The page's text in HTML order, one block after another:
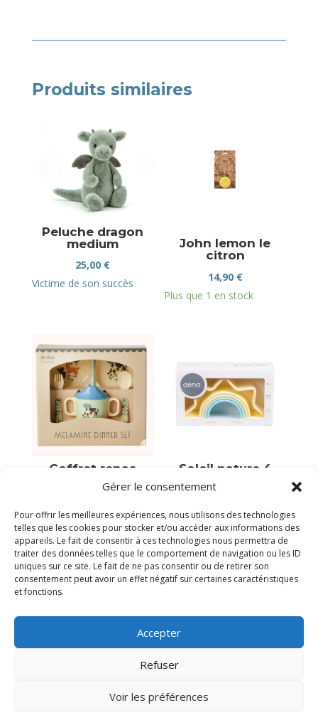
Gérer le consentement
Pour offrir les meilleures expériences, nous utilisons des technologies
telles que les cookies pour stocker et/ou accéder aux informations des
appareils. Le fait de consentir à ces technologies nous permettra de
traiter des données telles que le comportement de navigation ou les ID
uniques sur ce site. Le fait de ne pas consentir ou de retirer son
consentement peut avoir un effet négatif sur certaines caractéristiques
et fonctions.
Accepter
Refuser
Voir les préférences
Produits similaires
Peluche dragon
medium
25,00 €
Victime de son succès
John lemon le
citron
14,90 €
Plus que 1 en stock
Coffret repas
bébé melamine
« la ferme »
29,90€
Victime de son succès
Soleil nature 4
pièces
En stock